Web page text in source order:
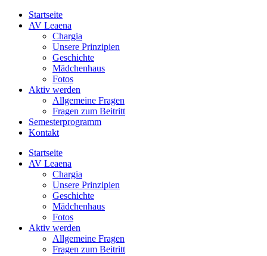
Zum
Inhalt
Instagram
FacebookStartseite
AV Leaena
Chargia
Unsere Prinzipien
Geschichte
Mädchenhaus
Fotos
Aktiv werden
Allgemeine Fragen
Fragen zum Beitritt
Semesterprogramm
Kontakt
Startseite
AV Leaena
Chargia
Unsere Prinzipien
Geschichte
Mädchenhaus
Fotos
Aktiv werden
Allgemeine Fragen
Fragen zum Beitritt